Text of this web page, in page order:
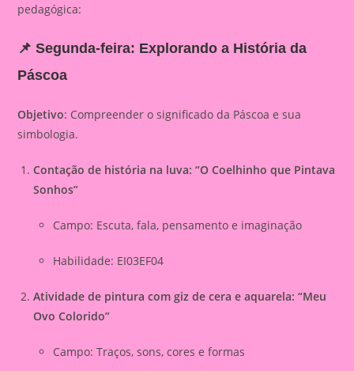
pedagógica:
📌 Segunda-feira: Explorando a História da
Páscoa
Objetivo: Compreender o significado da Páscoa e sua
simbologia.
Contação de história na luva: “O Coelhinho que Pintava
Sonhos”
Campo: Escuta, fala, pensamento e imaginação
Habilidade: EI03EF04
Atividade de pintura com giz de cera e aquarela: “Meu
Ovo Colorido”
Campo: Traços, sons, cores e formas